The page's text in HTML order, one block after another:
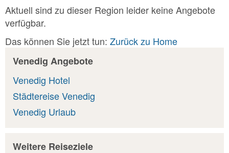
Aktuell sind zu dieser Region leider keine Angebote
verfügbar.
Das können Sie jetzt tun: Zurück zu Home
Venedig Angebote
Venedig Hotel
Städtereise Venedig
Venedig Urlaub
Weitere Reiseziele